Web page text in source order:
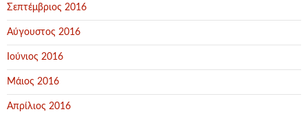
Σεπτέμβριος 2016
Αύγουστος 2016
Ιούνιος 2016
Μάιος 2016
Απρίλιος 2016